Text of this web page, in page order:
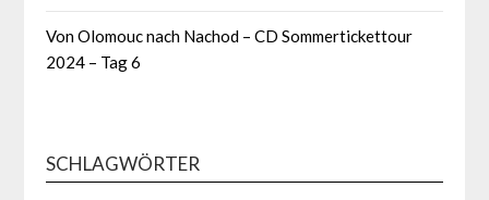
Von Olomouc nach Nachod – CD Sommertickettour
2024 – Tag 6
SCHLAGWÖRTER